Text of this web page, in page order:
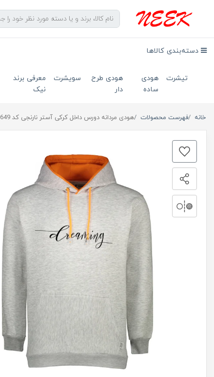
دسته‌بندی کالاها
تیشرت
هودی
ساده
هودی طرح
دار
سویشرت
معرفی برند
نیک
خانه فهرست محصولات هودی مردانه دورس داخل کرکی آستر نارنجی کد 649